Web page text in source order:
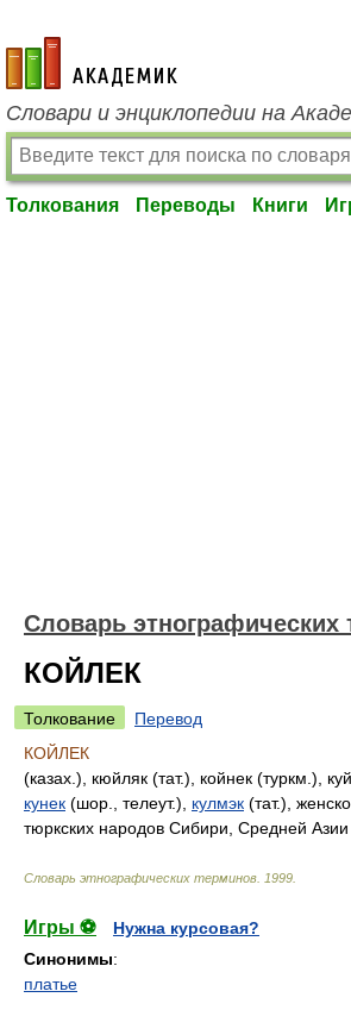
academic.ru
Словари и энциклопедии на
Толкования Переводы Книги
Словарь этнографических
КОЙЛЕК
Толкование
Перевод
КОЙЛЕК
(казах.), кюйляк (тат.), койнек (туркм.),
кунек (шор., телеут.), кулмэк (тат.),
тюркских народов Сибири, Средней Азии
Словарь этнографических терминов 1999
Игры ⚽
Нужна курсовая?
Синонимы:
платье